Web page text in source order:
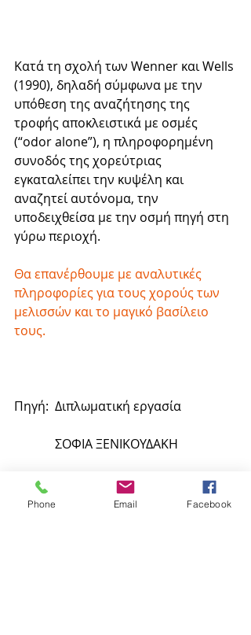
Κατά τη σχολή των Wenner και Wells
(1990), δηλαδή σύμφωνα με την
υπόθεση της αναζήτησης της
τροφής αποκλειστικά με οσμές
(“odor alone”), η πληροφορημένη
συνοδός της χορεύτριας
εγκαταλείπει την κυψέλη και
αναζητεί αυτόνομα, την
υποδειχθείσα με την οσμή πηγή στη
γύρω περιοχή.
Θα επανέρθουμε με αναλυτικές
πληροφορίες για τους χορούς των
μελισσών και το μαγικό βασίλειο
τους.
Πηγή:  Διπλωματική εργασία
             ΣΟΦΙΑ ΞΕΝΙΚΟΥΔΑΚΗ
Phone Email Facebook